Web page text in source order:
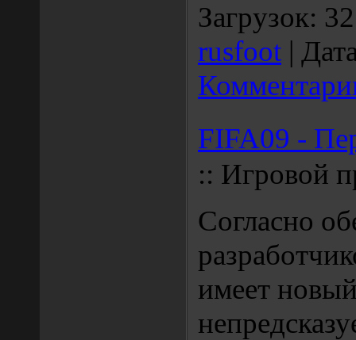
Загрузок:
rusfoot |
FIFA09 -
:: Игровой
Согласно
имеет